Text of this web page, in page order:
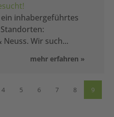
inhabergeführtes
Wir such...
4 5 6 7 8 9